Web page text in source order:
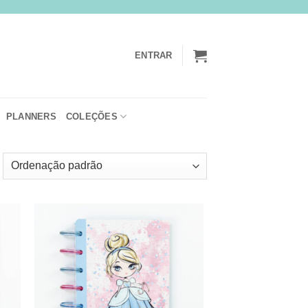
ENTRAR
PLANNERS COLEÇÕES